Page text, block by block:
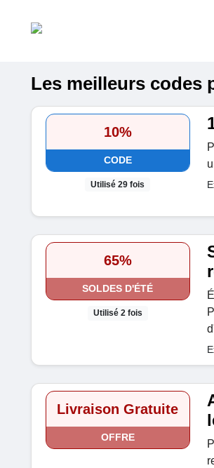
Les meilleurs codes
10%
CODE
Utilisé 29 fois
65%
SOLDES D'ÉTÉ
Utilisé 2 fois
Livraison Gratuite
OFFRE